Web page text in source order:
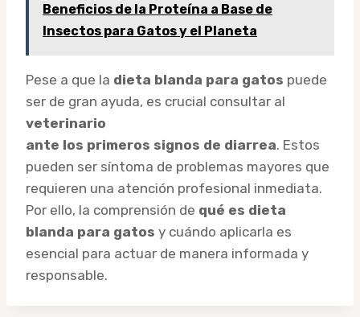
Beneficios de la Proteína a Base de
Insectos para Gatos y el Planeta
Pese a que la dieta blanda para gatos puede
ser de gran ayuda, es crucial consultar al
veterinario
ante los primeros signos de diarrea. Estos
pueden ser síntoma de problemas mayores que
requieren una atención profesional inmediata.
Por ello, la comprensión de qué es dieta
blanda para gatos y cuándo aplicarla es
esencial para actuar de manera informada y
responsable.